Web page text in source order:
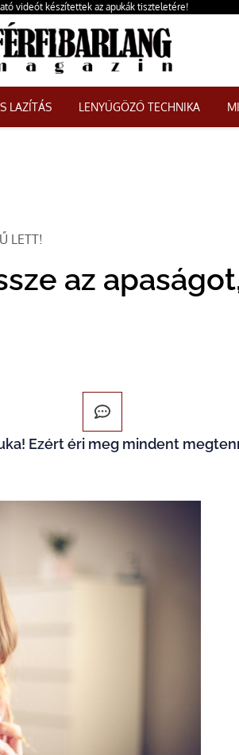
videót készítettek az apukák tiszteletére!
LAZÍTÁS LENYŰGÖZŐ TECHNIKA
LETT!
az
Ezért éri meg mindent